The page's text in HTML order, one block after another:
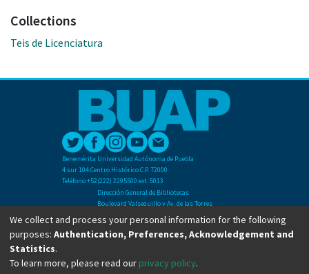
Collections
Teis de Licenciatura
Benemérita Universidad Autónoma de Puebla
4 sur 104 Centro Histórico C.P. 72000
Teléfono +52(222) 2295500 ext. 5013
Dirección General de Bibliotecas
Boulevard Valsequillo y Av. de las Torres
Ciudad Universitaria. Col. San Manuel
C.P. 72570
Teléfono +52 (222) 2295500 Ext 2901
We collect and process your personal information for the following
purposes: Authentication, Preferences, Acknowledgement and
Statistics.
To learn more, please read our privacy policy.